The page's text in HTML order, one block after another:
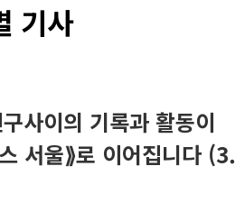
기사
사이의 기록과 활동이
서울⟫로 이어집니다 (3.